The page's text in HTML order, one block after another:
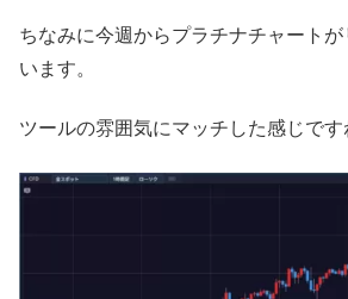
ちなみに今週からプラチナチャート
います。
ツールの雰囲気にマッチした感じです